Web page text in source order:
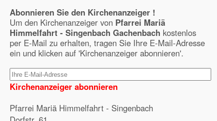
Abonnieren Sie den Kirchenanzeiger !
Um den Kirchenanzeiger von Pfarrei Mariä
Himmelfahrt - Singenbach Gachenbach kostenlos
per E-Mail zu erhalten, tragen Sie Ihre E-Mail-Adresse
ein und klicken auf 'Kirchenanzeiger abonnieren'.
Kirchenanzeiger abonnieren
Pfarrei Mariä Himmelfahrt - Singenbach